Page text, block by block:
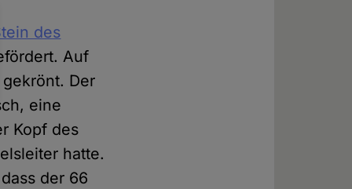
des
Auf
Der
eine
Kopf des
hatte.
der 66